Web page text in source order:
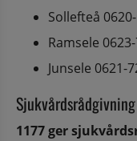
Sollefteå
Ramsele
Junsele 0621-
Sjukvårdsrådgivning
1177 ger